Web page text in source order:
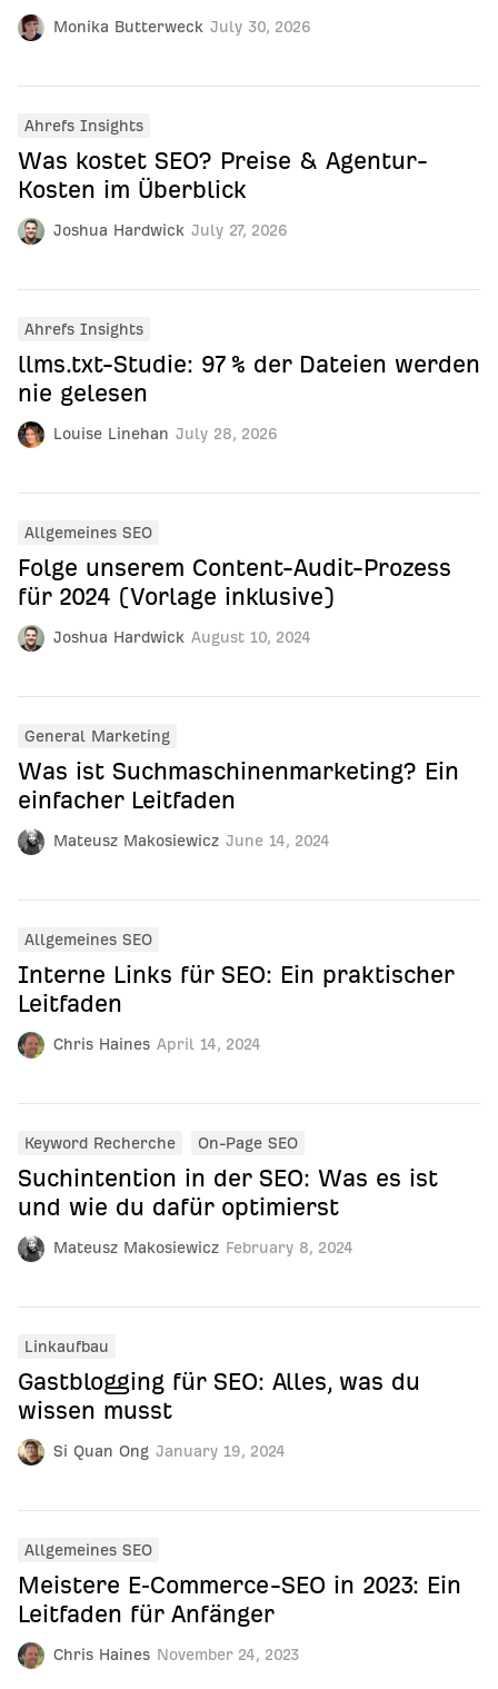
Monika Butterweck July 30, 2026
Joshua Hardwick July 27, 2026
Ahrefs Insights
Was kostet SEO? Preise & Agentur-
Kosten im Überblick
Louise Linehan July 28, 2026
Ahrefs Insights
llms.txt-Studie: 97 % der Dateien werden
nie gelesen
Joshua Hardwick August 10, 2024
Allgemeines SEO
Folge unserem Content-Audit-Prozess
für 2024 (Vorlage inklusive)
Mateusz Makosiewicz June 14, 2024
General Marketing
Was ist Suchmaschinenmarketing? Ein
einfacher Leitfaden
Chris Haines April 14, 2024
Allgemeines SEO
Interne Links für SEO: Ein praktischer
Leitfaden
Mateusz Makosiewicz February 8, 2024
Keyword Recherche On-Page SEO
Suchintention in der SEO: Was es ist
und wie du dafür optimierst
Si Quan Ong January 19, 2024
Linkaufbau
Gastblogging für SEO: Alles, was du
wissen musst
Chris Haines November 24, 2023
Allgemeines SEO
Meistere E‑Commerce-SEO in 2023: Ein
Leitfaden für Anfänger